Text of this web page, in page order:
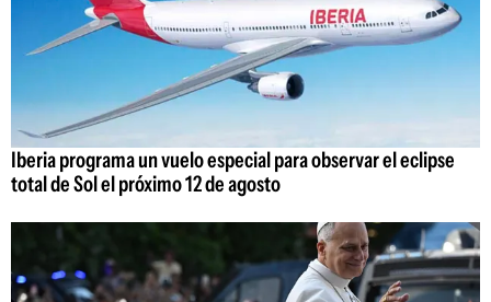
Iberia programa un vuelo especial para observar el eclipse
total de Sol el próximo 12 de agosto